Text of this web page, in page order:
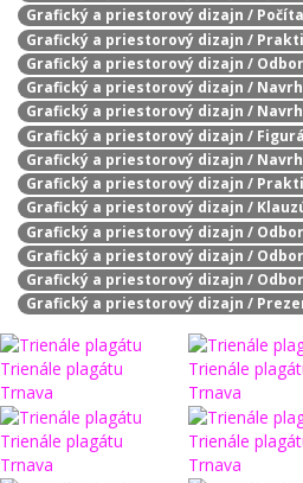
Grafický a priestorový dizajn /
Grafický a priestorový dizajn /
Grafický a priestorový dizajn /
Grafický a priestorový dizajn /
Grafický a priestorový dizajn /
Grafický a priestorový dizajn /
Grafický a priestorový dizajn /
Grafický a priestorový dizajn /
Grafický a priestorový dizajn /
Grafický a priestorový dizajn /
Grafický a priestorový dizajn /
Grafický a priestorový dizajn /
Grafický a priestorový dizajn /
Trienále plagátu
Trnava
Trienále
Trnava
Trienále plagátu
Trnava
Trienále
Trnava